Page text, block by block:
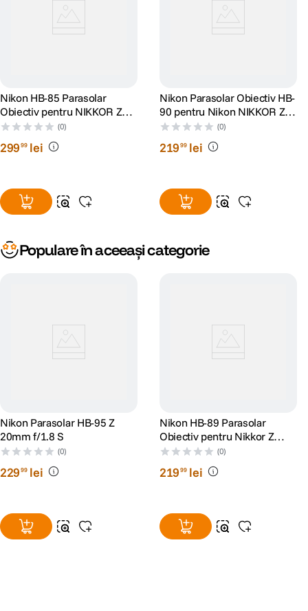
Nikon HB-85 Parasolar
Obiectiv pentru NIKKOR Z
24-70mm f/4 S
(0)
29999 lei
Nikon Parasolar Obiectiv HB-
90 pentru Nikon NIKKOR Z
50mm f/1.8 S
(0)
21999 lei
Populare în aceeași categorie
Nikon Parasolar HB-95 Z
20mm f/1.8 S
(0)
22999 lei
Nikon HB-89 Parasolar
Obiectiv pentru Nikkor Z
35mm f/1.8 S
(0)
21999 lei